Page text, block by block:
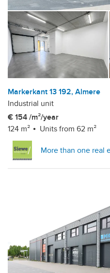
Markerkant 13 192, Almere
Industrial unit
€ 154 /m²/year
124 m²
Units from 62 m²
More than one real